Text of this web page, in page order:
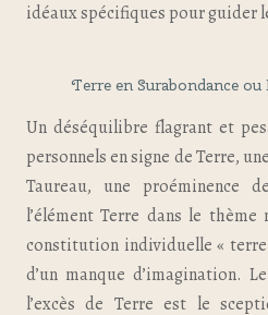
idéaux spécifiques pour guider
Terre en Surabondance
Un déséquilibre flagrant et
personnels en signe de Terre,
Taureau, une proéminence
l’élément Terre dans le thème
constitution individuelle «
d’un manque d’imagination.
l’excès de Terre est le